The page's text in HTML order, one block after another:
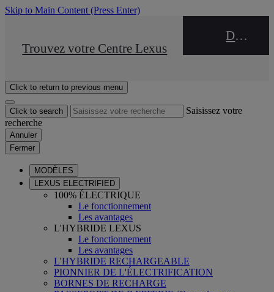
Skip to Main Content (Press Enter)
STOP DRIVE Takata
Trouvez votre Centre Lexus
DEALER NAME
Click to return to previous menu
Click to search
Saisissez votre
recherche
Annuler
Fermer
MODÈLES
LEXUS ELECTRIFIED
100% ÉLECTRIQUE
Le fonctionnement
Les avantages
L'HYBRIDE LEXUS
Le fonctionnement
Les avantages
L'HYBRIDE RECHARGEABLE
PIONNIER DE L'ÉLECTRIFICATION
BORNES DE RECHARGE